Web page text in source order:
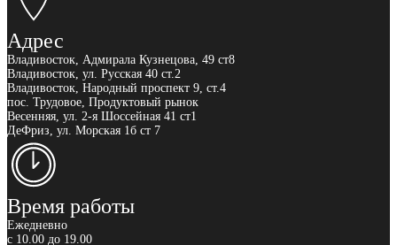
Адрес
Владивосток, Адмирала Кузнецова, 49 ст8
Владивосток, ул. Русская 40 ст.2
Владивосток, Народный проспект 9, ст.4
пос. Трудовое, Продуктовый рынок
Весенняя, ул. 2-я Шоссейная 41 ст1
ДеФриз, ул. Морская 1б ст 7
Время работы
Ежедневно
с 10.00 до 19.00